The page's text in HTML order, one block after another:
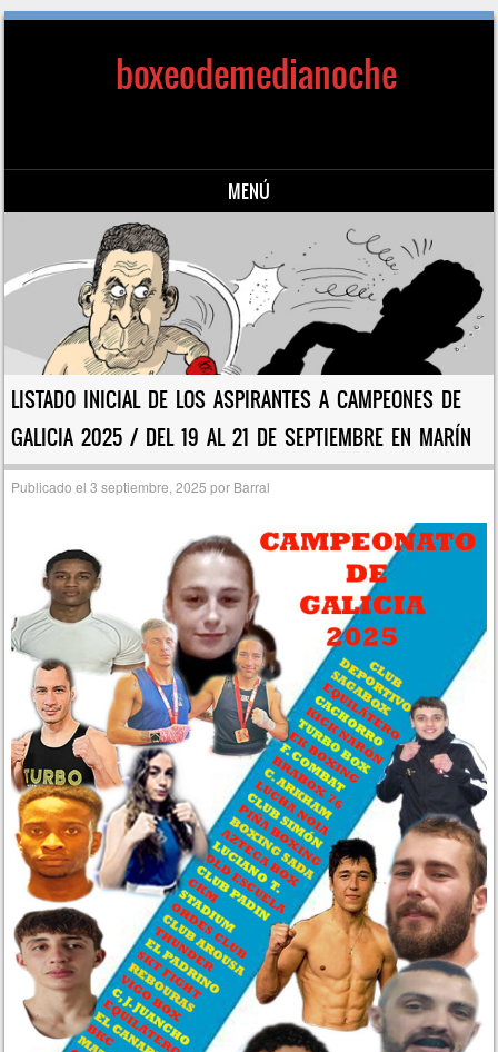
boxeodemedianoche
MENÚ
Saltar al contenido
LISTADO INICIAL DE LOS ASPIRANTES A CAMPEONES DE
GALICIA 2025 / DEL 19 AL 21 DE SEPTIEMBRE EN MARÍN
Publicado el3 septiembre, 2025 por Barral